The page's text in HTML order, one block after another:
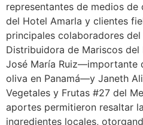
representantes de medios de
del Hotel Amarla y clientes
principales colaboradores
Distribuidora de Mariscos del
José María Ruiz—importante
oliva en Panamá—y Janeth
Vegetales y Frutas #27 del
aportes permitieron resaltar
ingredientes locales,